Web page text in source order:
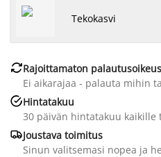
Tekokasvi
Rajoittamaton palautusoikeus
Ei aikarajaa - palauta mihin
Hintatakuu
30 päivän hintatakuu kaikille
Joustava toimitus
Sinun valitsemasi nopea ja